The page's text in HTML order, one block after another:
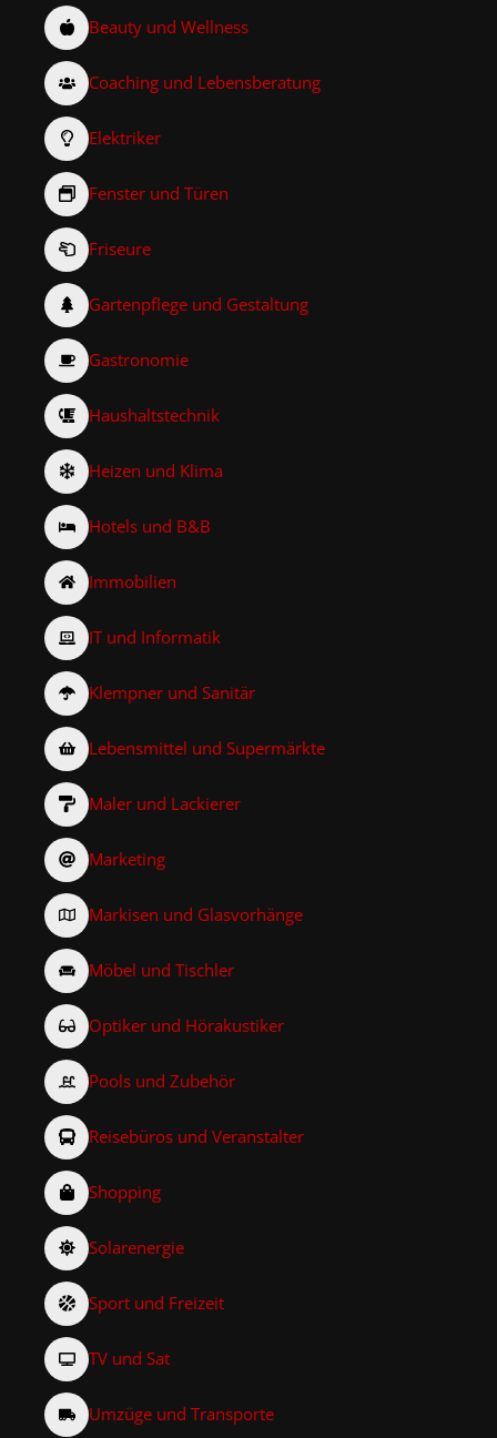
Beauty und Wellness
Coaching und Lebensberatung
Elektriker
Fenster und Türen
Friseure
Gartenpflege und Gestaltung
Gastronomie
Haushaltstechnik
Heizen und Klima
Hotels und B&B
Immobilien
IT und Informatik
Klempner und Sanitär
Lebensmittel und Supermärkte
Maler und Lackierer
Marketing
Markisen und Glasvorhänge
Möbel und Tischler
Optiker und Hörakustiker
Pools und Zubehör
Reisebüros und Veranstalter
Shopping
Solarenergie
Sport und Freizeit
TV und Sat
Umzüge und Transporte